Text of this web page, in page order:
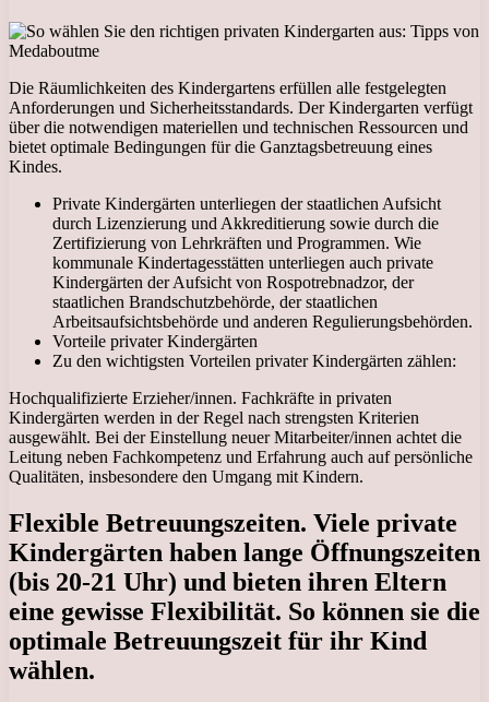
Die Räumlichkeiten des Kindergartens erfüllen alle festgelegten
Anforderungen und Sicherheitsstandards. Der Kindergarten verfügt
über die notwendigen materiellen und technischen Ressourcen und
bietet optimale Bedingungen für die Ganztagsbetreuung eines
Kindes.
Private Kindergärten unterliegen der staatlichen Aufsicht
durch Lizenzierung und Akkreditierung sowie durch die
Zertifizierung von Lehrkräften und Programmen. Wie
kommunale Kindertagesstätten unterliegen auch private
Kindergärten der Aufsicht von Rospotrebnadzor, der
staatlichen Brandschutzbehörde, der staatlichen
Arbeitsaufsichtsbehörde und anderen Regulierungsbehörden.
Vorteile privater Kindergärten
Zu den wichtigsten Vorteilen privater Kindergärten zählen:
Hochqualifizierte Erzieher/innen. Fachkräfte in privaten
Kindergärten werden in der Regel nach strengsten Kriterien
ausgewählt. Bei der Einstellung neuer Mitarbeiter/innen achtet die
Leitung neben Fachkompetenz und Erfahrung auch auf persönliche
Qualitäten, insbesondere den Umgang mit Kindern.
Flexible Betreuungszeiten. Viele private
Kindergärten haben lange Öffnungszeiten
(bis 20-21 Uhr) und bieten ihren Eltern
eine gewisse Flexibilität. So können sie die
optimale Betreuungszeit für ihr Kind
wählen.